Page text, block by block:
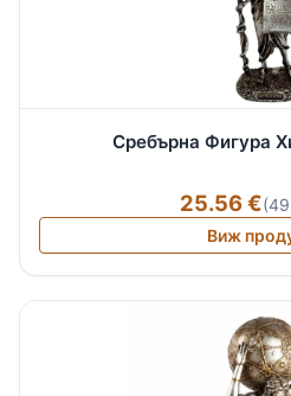
Сребърна Фигура
25.56 €
Виж